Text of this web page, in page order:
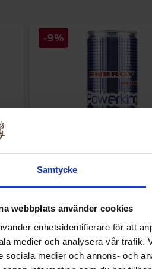
Samtycke
webbplats använder cookies
enhetsidentifierare för att
medier och analysera vår trafik.
sociala medier och annons- och
-9%
Powerking Energy 25cl x
Logga in för att handla